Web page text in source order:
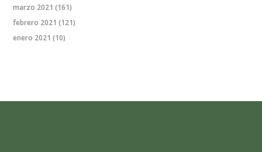
marzo 2021 (161)
febrero 2021 (121)
enero 2021 (10)